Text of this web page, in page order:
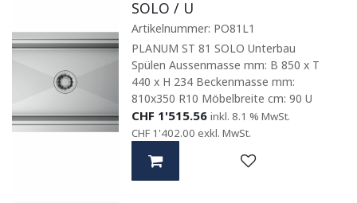
SOLO / U
Artikelnummer: PO81L1
PLANUM ST 81 SOLO Unterbau
Spülen Aussenmasse mm: B 850 x T
440 x H 234 Beckenmasse mm:
810x350 R10 Möbelbreite cm: 90 U
CHF 1'515.56 inkl. 8.1 % MwSt.
CHF 1'402.00 exkl. MwSt.